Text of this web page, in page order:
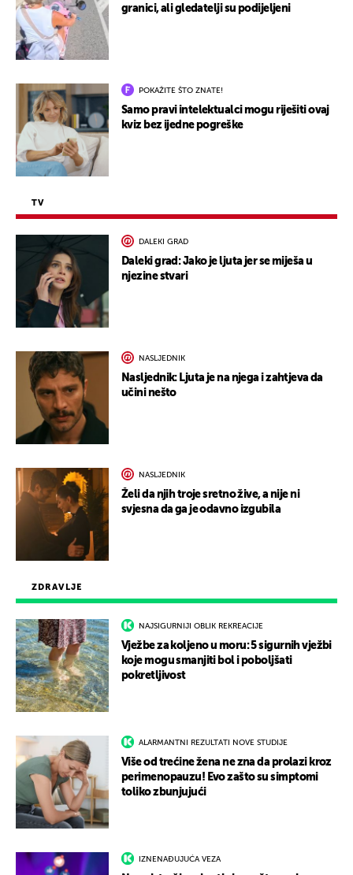
ZDRAVLJE
NAJSIGURNIJI OBLIK REKREACIJE
Vježbe za koljeno u moru: 5 sigurnih vježbi
koje mogu smanjiti bol i poboljšati
pokretljivost
ALARMANTNI REZULTATI NOVE STUDIJE
Više od trećine žena ne zna da prolazi kroz
perimenopauzu! Evo zašto su simptomi
toliko zbunjujući
IZNENAĐUJUĆA VEZA
granici, ali gledatelji su podijeljeni
POKAŽITE ŠTO ZNATE!
Samo pravi intelektualci mogu riješiti ovaj
kviz bez ijedne pogreške
TV
DALEKI GRAD
Daleki grad: Jako je ljuta jer se miješa u
njezine stvari
NASLJEDNIK
Nasljednik: Ljuta je na njega i zahtjeva da
učini nešto
NASLJEDNIK
Želi da njih troje sretno žive, a nije ni
svjesna da ga je odavno izgubila